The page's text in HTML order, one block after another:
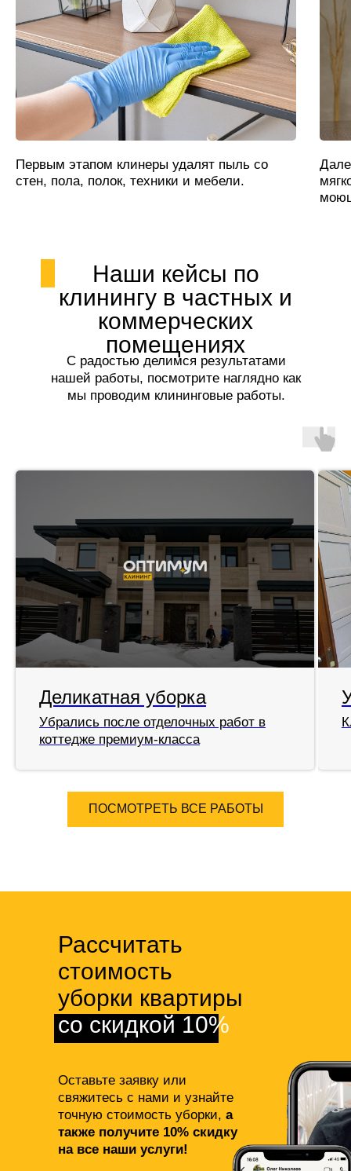
Первым этапом клинеры удалят пыль со
стен, пола, полок, техники и мебели.
Наши кейсы по
клинингу в частных и
коммерческих
помещениях
С радостью делимся результатами
нашей работы, посмотрите наглядно как
мы проводим клининговые работы.
Деликатная уборка
Убрались после отделочных работ в
коттедже премиум-класса
ПОСМОТРЕТЬ ВСЕ РАБОТЫ
Оставьте заявку или
свяжитесь с нами и узнайте
точную стоимость уборки, а
также получите 10% скидку
на все наши услуги!
Рассчитать
стоимость
уборки квартиры
со скидкой 10%